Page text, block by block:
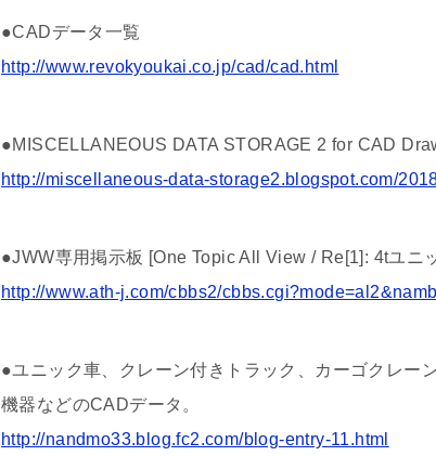
●CADデータ一覧
http://www.revokyoukai.co.jp/cad/cad.html
●MISCELLANEOUS DATA STORAGE 2 for CAD
http://miscellaneous-data-storage2.blogspot.com/
●JWW専用掲示板 [One Topic All View / Re[1]: 4tユニ
http://www.ath-j.com/cbbs2/
●ユニック車、クレーン付きトラック、カーゴクレー
機器などのCADデータ。
http://nandmo33.blog.fc2.com/blog-entry-11.html